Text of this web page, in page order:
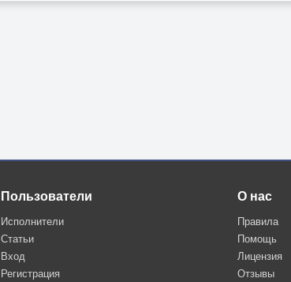
Пользователи
Исполнители
Статьи
Вход
Регистрация
О нас
Правила
Помощь
Лицензия
Отзывы